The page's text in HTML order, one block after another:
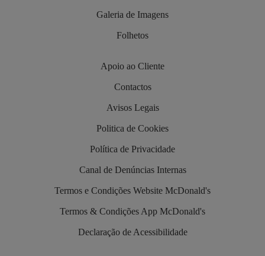
Galeria de Imagens
Folhetos
Apoio ao Cliente
Contactos
Avisos Legais
Politica de Cookies
Política de Privacidade
Canal de Denúncias Internas
Termos e Condições Website McDonald's
Termos & Condições App McDonald's
Declaração de Acessibilidade